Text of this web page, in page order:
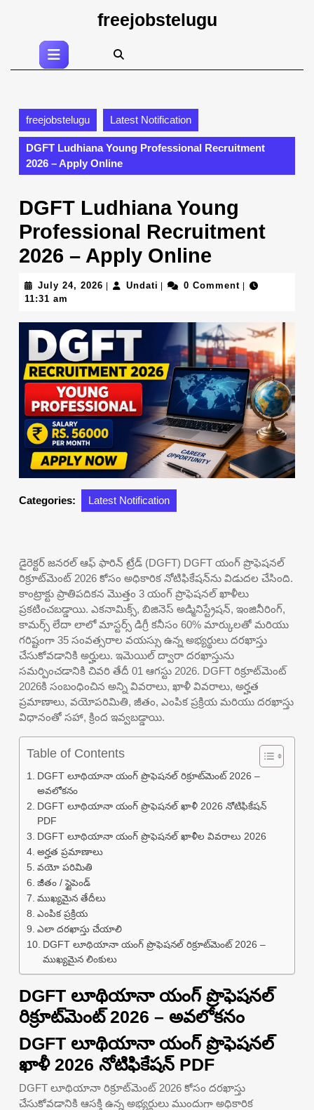
to
freejobstelugu
Open
Button
freejobstelugu Latest Notification
DGFT Ludhiana Young Professional Recruitment
2026 – Apply Online
DGFT Ludhiana Young
Professional Recruitment
2026 – Apply Online
July 24, 2026 July Undati Undati0 Comment
11:31 am
Categories: Latest Notification
డైరెక్టర్ జనరల్ ఆఫ్ ఫారిన్ ట్రేడ్ (DGFT) DGFT యంగ్ ప్రొఫెషనల్
రిక్రూట్‌మెంట్ 2026 కోసం అధికారిక నోటిఫికేషన్‌ను విడుదల చేసింది.
కాంట్రాక్టు ప్రాతిపదికన మొత్తం 3 యంగ్ ప్రొఫెషనల్ ఖాళీలు
ప్రకటించబడ్డాయి. ఎకనామిక్స్, బిజినెస్ అడ్మినిస్ట్రేషన్, ఇంజినీరింగ్,
కామర్స్ లేదా లాలో మాస్టర్స్ డిగ్రీ కనీసం 60% మార్కులతో మరియు
గరిష్టంగా 35 సంవత్సరాల వయస్సు ఉన్న అభ్యర్థులు దరఖాస్తు
చేసుకోవడానికి అర్హులు. ఇమెయిల్ ద్వారా దరఖాస్తును
సమర్పించడానికి చివరి తేదీ 01 ఆగస్టు 2026. DGFT రిక్రూట్‌మెంట్
2026కి సంబంధించిన అన్ని వివరాలు, ఖాళీ వివరాలు, అర్హత
ప్రమాణాలు, వయోపరిమితి, జీతం, ఎంపిక ప్రక్రియ మరియు దరఖాస్తు
విధానంతో సహా, క్రింద ఇవ్వబడ్డాయి.
Table of Contents
DGFT లూథియానా యంగ్ ప్రొఫెషనల్ రిక్రూట్‌మెంట్ 2026 –
అవలోకనం
DGFT లూథియానా యంగ్ ప్రొఫెషనల్ ఖాళీ 2026 నోటిఫికేషన్
PDF
DGFT లూథియానా యంగ్ ప్రొఫెషనల్ ఖాళీల వివరాలు 2026
అర్హత ప్రమాణాలు
వయో పరిమితి
జీతం / స్టైపెండ్
ముఖ్యమైన తేదీలు
ఎంపిక ప్రక్రియ
ఎలా దరఖాస్తు చేయాలి
DGFT లూథియానా యంగ్ ప్రొఫెషనల్ రిక్రూట్‌మెంట్ 2026 –
ముఖ్యమైన లింకులు
DGFT లూథియానా యంగ్ ప్రొఫెషనల్
రిక్రూట్‌మెంట్ 2026 – అవలోకనం
DGFT లూథియానా యంగ్ ప్రొఫెషనల్
ఖాళీ 2026 నోటిఫికేషన్ PDF
DGFT లూథియానా రిక్రూట్‌మెంట్ 2026 కోసం దరఖాస్తు
చేసుకోవడానికి ఆసక్తి ఉన్న అభ్యర్థులు ముందుగా అధికారిక